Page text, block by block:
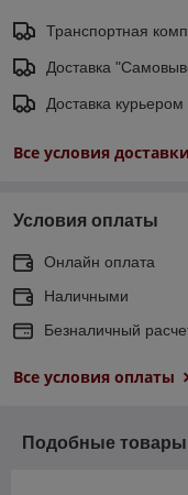
Транспортная
Доставка
Доставка курьером
Все условия доставки
Условия оплаты
Онлайн оплата
Наличными
Безналичный
Все условия оплаты
Подобные